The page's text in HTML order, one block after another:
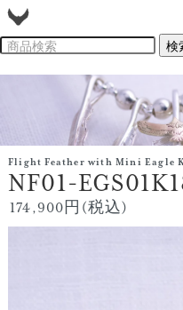
Flight Feather with Mini Eagle
NF01-
174,900円(税込)